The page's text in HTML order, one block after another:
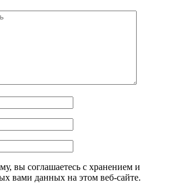
вы соглашаетесь с хранением и
вами данных на этом веб-сайте.